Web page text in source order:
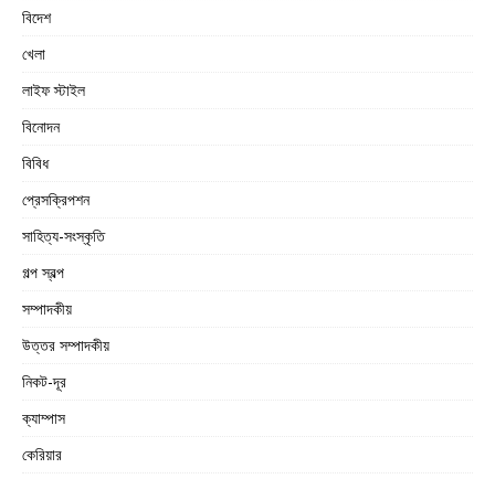
বিদেশ
খেলা
লাইফ স্টাইল
বিনোদন
বিবিধ
প্রেসক্রিপশন
সাহিত্য-সংস্কৃতি
গল্প স্বল্প
সম্পাদকীয়
উত্তর সম্পাদকীয়
নিকট-দূর
ক্যাম্পাস
কেরিয়ার